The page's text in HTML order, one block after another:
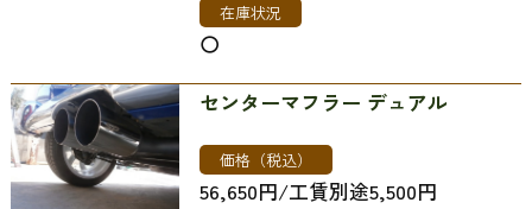
在庫状況
〇
センターマフラー デュアル
価格（税込）
56,650円/工賃別途5,500円